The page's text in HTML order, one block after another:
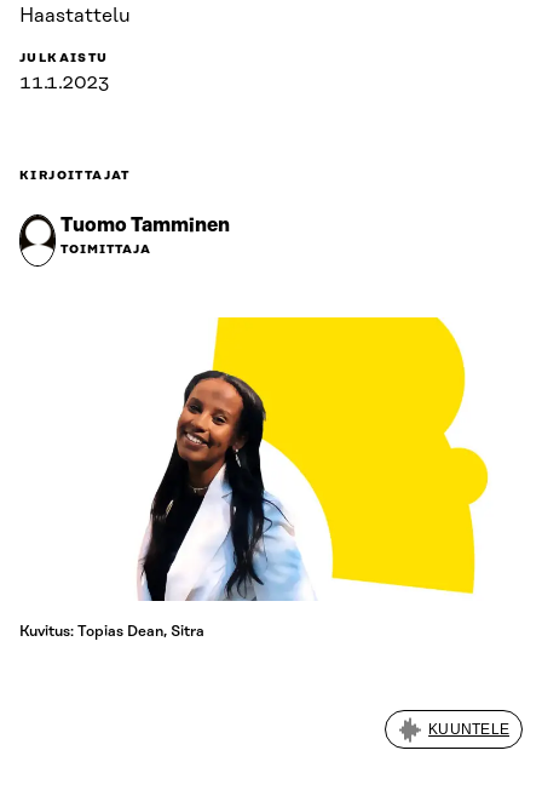
Haastattelu
JULKAISTU
11.1.2023
KIRJOITTAJAT
Tuomo Tamminen
TOIMITTAJA
Kuvitus: Topias Dean, Sitra
KUUNTELE